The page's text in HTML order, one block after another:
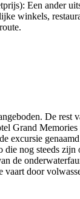
Een ander
winkels,
De rest
Grand
excursie
nog steeds
de
vaart door